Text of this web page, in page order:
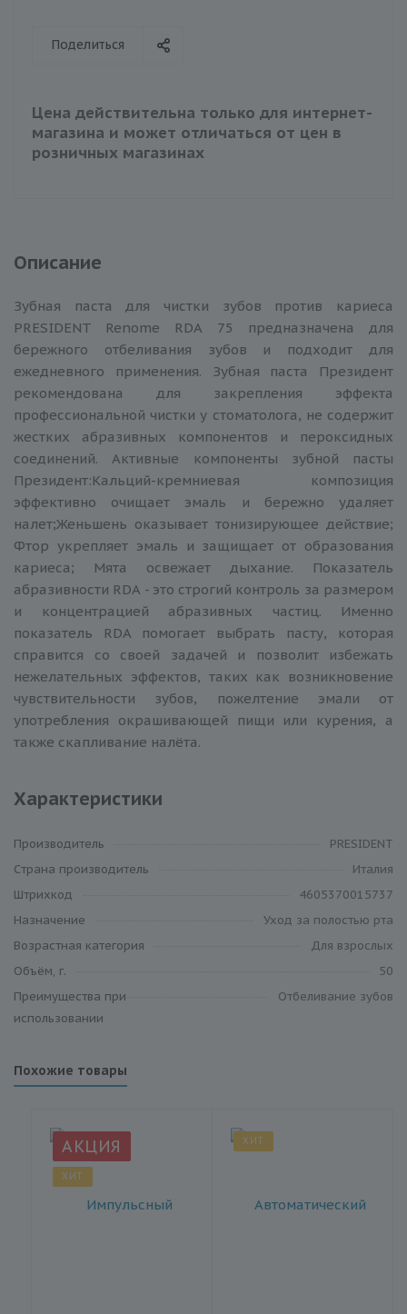
Поделиться
Цена действительна только для интернет-
магазина и может отличаться от цен в
розничных магазинах
Описание
Зубная паста для чистки зубов против кариеса
PRESIDENT Renome RDA 75 предназначена для
бережного отбеливания зубов и подходит для
ежедневного применения. Зубная паста Президент
рекомендована для закрепления эффекта
профессиональной чистки у стоматолога, не содержит
жестких абразивных компонентов и пероксидных
соединений. Активные компоненты зубной пасты
Президент:Кальций-кремниевая композиция
эффективно очищает эмаль и бережно удаляет
налет;Женьшень оказывает тонизирующее действие;
Фтор укрепляет эмаль и защищает от образования
кариеса; Мята освежает дыхание. Показатель
абразивности RDA - это строгий контроль за размером
и концентрацией абразивных частиц. Именно
показатель RDA помогает выбрать пасту, которая
справится со своей задачей и позволит избежать
нежелательных эффектов, таких как возникновение
чувствительности зубов, пожелтение эмали от
употребления окрашивающей пищи или курения, а
также скапливание налёта.
Характеристики
Производитель
PRESIDENT
Cтрана производитель
Италия
Штрихкод
4605370015737
Назначение
Уход за полостью рта
Возрастная категория
Для взрослых
Объём, г.
50
Преимущества при
использовании
Отбеливание зубов
Похожие товары
АКЦИЯ
ХИТ
ХИТ